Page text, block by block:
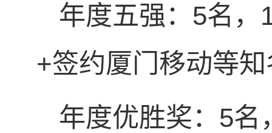
年度五强：5名，
+签约厦门移动等
年度优胜奖：5名